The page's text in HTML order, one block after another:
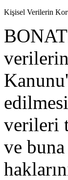
Kişisel Verilerin
verileri
ve